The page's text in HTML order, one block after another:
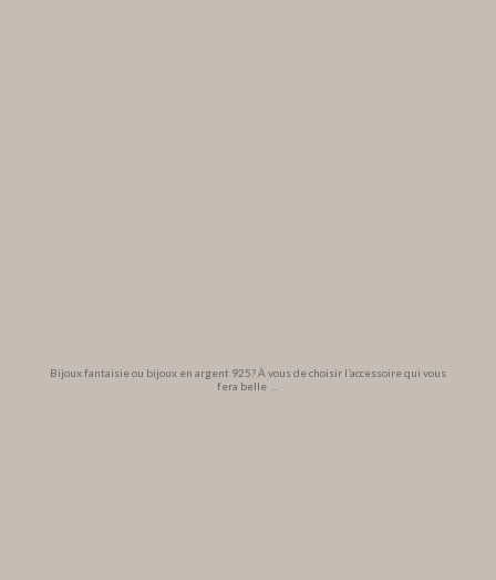
Bijoux fantaisie ou bijoux en argent 925? À vous de choisir l’accessoire qui vous
fera belle